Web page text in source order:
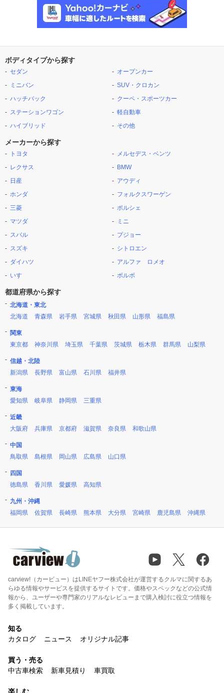
ボディタイプから探す
セダン
ミニバン
ハッチバック
ステーションワゴン
ハイブリッド
オープンカー
SUV・クロカン
クーペ・スポーツカー
軽自動車
その他
メーカーから探す
トヨタ
レクサス
日産
ホンダ
三菱
マツダ
スバル
スズキ
ダイハツ
いすゞ
メルセデス・ベンツ
BMW
アウディ
フォルクスワーゲン
ポルシェ
ミニ
プジョー
シトロエン
アルファ ロメオ
ボルボ
都道府県から探す
北海道・東北
北海道
青森県 岩手県 宮城県 秋田県 山形県 福島県
関東
東京都
神奈川県 埼玉県 千葉県 茨城県 栃木県 群馬県 山梨県
信越・北陸
新潟県
長野県 富山県 石川県 福井県
東海
愛知県
岐阜県 静岡県 三重県
近畿
大阪府
兵庫県 京都府 滋賀県 奈良県 和歌山県
中国
鳥取県
島根県 岡山県 広島県 山口県
四国
徳島県
香川県 愛媛県 高知県
九州・沖縄
福岡県
佐賀県 長崎県 熊本県 大分県 宮崎県 鹿児島県 沖縄県
carview!（カービュー）はLINEヤフー株式会社が運営するクルマに関するあ
らゆる情報やサービスを提供するサイトです。価格やスペックなどの公式情
報から、ユーザーや専門家のリアルなレビューまで購入検討に役立つ情報を
多く掲載しています。
知る
カタログ
ニュース オリジナル記事
買う・売る
中古車検索
新車見積り 車買取